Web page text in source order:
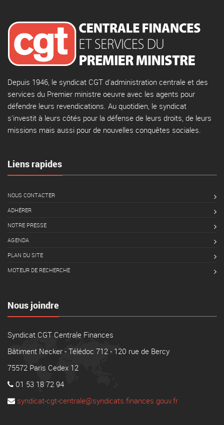
Depuis 1946, le syndicat CGT d'administration centrale et des
services du Premier ministre oeuvre avec les agents pour
défendre leurs revendications. Au quotidien, le syndicat
s'investit à leurs côtés pour la défense de leurs droits, de leurs
missions mais aussi pour de nouvelles conquêtes sociales.
Liens rapides
NOUS CONTACTER
ADHÉRER
NOTRE PRESSE
AGENDA
PLAN DU SITE
MOTEUR DE RECHERCHE
Nous joindre
Syndicat CGT Centrale Finances
Bâtiment Necker - Télédoc 712 - 120 rue de Bercy
75572 Paris Cedex 12
01 53 18 72 94
syndicat-cgt-centrale@syndicats.finances.gouv.fr